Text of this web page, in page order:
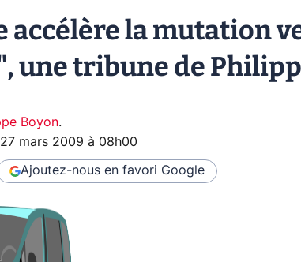
accélère la mutation
une tribune de
Boyon.
27 mars 2009 à 08h00
Ajoutez-nous en favori Google